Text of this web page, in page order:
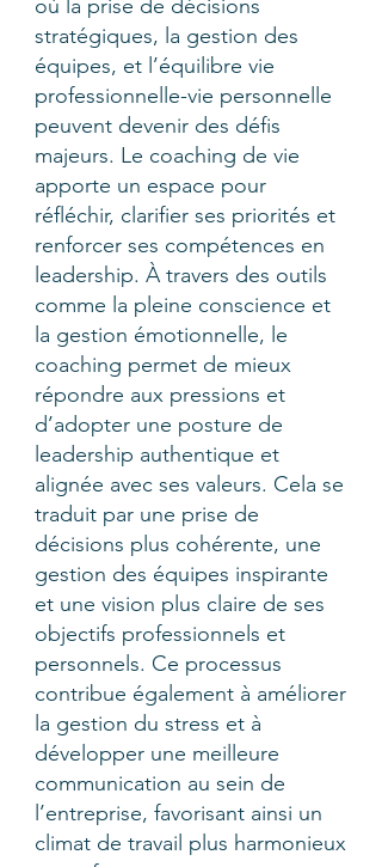
où la prise de décisions
stratégiques, la gestion des
équipes, et l’équilibre vie
professionnelle-vie personnelle
peuvent devenir des défis
majeurs. Le coaching de vie
apporte un espace pour
réfléchir, clarifier ses priorités et
renforcer ses compétences en
leadership. À travers des outils
comme la pleine conscience et
la gestion émotionnelle, le
coaching permet de mieux
répondre aux pressions et
d’adopter une posture de
leadership authentique et
alignée avec ses valeurs. Cela se
traduit par une prise de
décisions plus cohérente, une
gestion des équipes inspirante
et une vision plus claire de ses
objectifs professionnels et
personnels. Ce processus
contribue également à améliorer
la gestion du stress et à
développer une meilleure
communication au sein de
l’entreprise, favorisant ainsi un
climat de travail plus harmonieux